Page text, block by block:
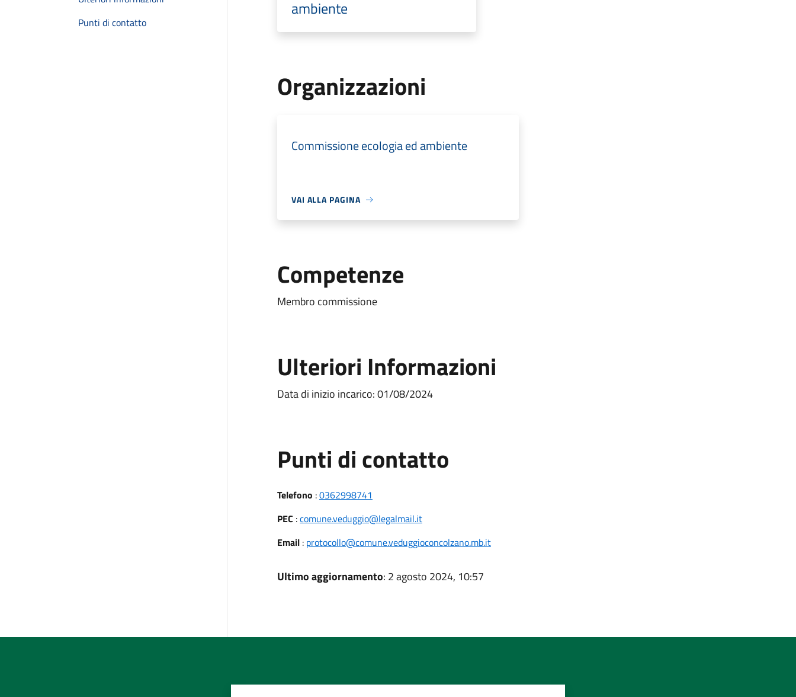
Punti di contatto
ambiente
Organizzazioni
Commissione ecologia ed ambiente
VAI ALLA PAGINA
Competenze
Membro commissione
Ulteriori Informazioni
Data di inizio incarico: 01/08/2024
Punti di contatto
Telefono :0362998741
PEC :comune.veduggio@legalmail.it
Email: protocollo@comune.veduggioconcolzano.mb.it
Ultimo aggiornamento: 2 agosto 2024, 10:57